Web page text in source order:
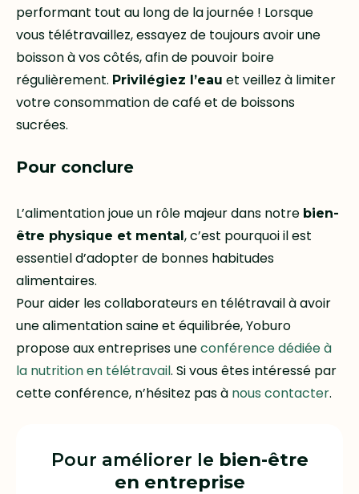
performant tout au long de la journée ! Lorsque
vous télétravaillez, essayez de toujours avoir une
boisson à vos côtés, afin de pouvoir boire
régulièrement. Privilégiez l’eau et veillez à limiter
votre consommation de café et de boissons
sucrées.
Pour conclure
L’alimentation joue un rôle majeur dans notre bien-
être physique et mental, c’est pourquoi il est
essentiel d’adopter de bonnes habitudes
alimentaires.
Pour aider les collaborateurs en télétravail à avoir
une alimentation saine et équilibrée, Yoburo
propose aux entreprises uneconférence dédiée à
la nutrition en télétravail. Si vous êtes intéressé par
cette conférence, n’hésitez pas à nous contacter.
Pour améliorer le bien-être
en entreprise